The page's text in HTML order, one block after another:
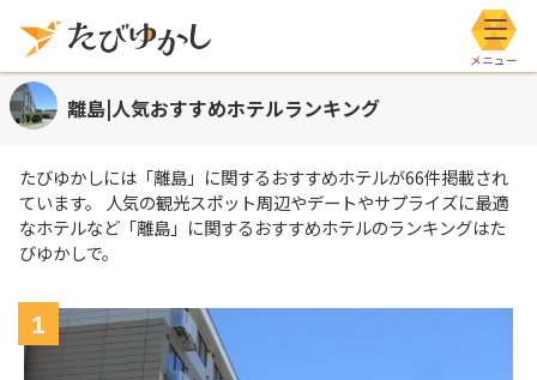
メニ
離島|人気おすすめホテルランキング
たびゆかしには 「離島」 に関するおすすめホテルが66件掲載され
ています。 人気の観光スポット周辺やデートやサプライズに最適
なホテルなど 「離島」 に関するおすすめホテルのランキングはた
びゆかしで。
1